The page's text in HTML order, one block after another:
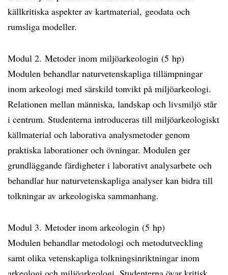
källkritiska aspekter av kartmaterial, geodata och
rumsliga modeller.
Modul 2. Metoder inom miljöarkeologin (5 hp)
Modulen behandlar naturvetenskapliga tillämpningar
inom arkeologi med särskild tonvikt på miljöarkeologi.
Relationen mellan människa, landskap och livsmiljö står
i centrum. Studenterna introduceras till miljöarkeologiskt
källmaterial och laborativa analysmetoder genom
praktiska laborationer och övningar. Modulen ger
grundläggande färdigheter i laborativt analysarbete och
behandlar hur naturvetenskapliga analyser kan bidra till
tolkningar av arkeologiska sammanhang.
Modul 3. Metoder inom arkeologin (5 hp)
Modulen behandlar metodologi och metodutveckling
samt olika vetenskapliga tolkningsinriktningar inom